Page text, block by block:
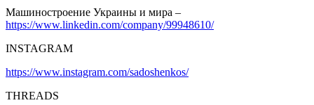
Машиностроение Украины и мира –
https://www.linkedin.com/company/99948610/
INSTAGRAM
https://www.instagram.com/sadoshenkos/
THREADS